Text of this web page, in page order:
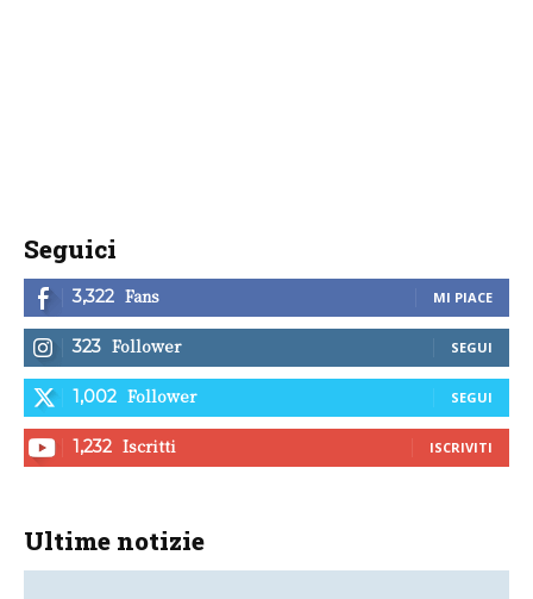
Seguici
3,322 Fans MI PIACE
323 Follower SEGUI
1,002 Follower SEGUI
1,232 Iscritti ISCRIVITI
Ultime notizie